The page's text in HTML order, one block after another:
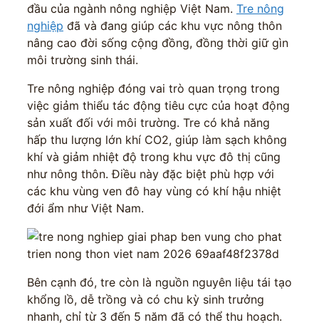
đầu của ngành nông nghiệp Việt Nam. Tre nông
nghiệp đã và đang giúp các khu vực nông thôn
nâng cao đời sống cộng đồng, đồng thời giữ gìn
môi trường sinh thái.
Tre nông nghiệp đóng vai trò quan trọng trong
việc giảm thiểu tác động tiêu cực của hoạt động
sản xuất đối với môi trường. Tre có khả năng
hấp thu lượng lớn khí CO2, giúp làm sạch không
khí và giảm nhiệt độ trong khu vực đô thị cũng
như nông thôn. Điều này đặc biệt phù hợp với
các khu vùng ven đô hay vùng có khí hậu nhiệt
đới ẩm như Việt Nam.
Bên cạnh đó, tre còn là nguồn nguyên liệu tái tạo
khổng lồ, dễ trồng và có chu kỳ sinh trưởng
nhanh, chỉ từ 3 đến 5 năm đã có thể thu hoạch.